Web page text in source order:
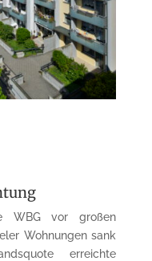
WBG vor großen
Wohnungen sank
erreichte